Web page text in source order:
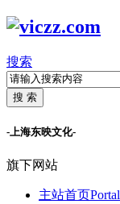
搜索
搜 索
-上海东映文化-
旗下网站
主站首页Portal